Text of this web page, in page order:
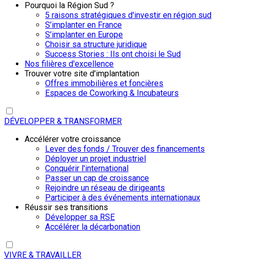
Pourquoi la Région Sud ?
5 raisons stratégiques d'investir en région sud
S’implanter en France
S’implanter en Europe
Choisir sa structure juridique
Success Stories : Ils ont choisi le Sud
Nos filières d'excellence
Trouver votre site d'implantation
Offres immobilières et foncières
Espaces de Coworking & Incubateurs
DÉVELOPPER & TRANSFORMER
Accélérer votre croissance
Lever des fonds / Trouver des financements
Déployer un projet industriel
Conquérir l'international
Passer un cap de croissance
Rejoindre un réseau de dirigeants
Participer à des événements internationaux
Réussir ses transitions
Développer sa RSE
Accélérer la décarbonation
VIVRE & TRAVAILLER